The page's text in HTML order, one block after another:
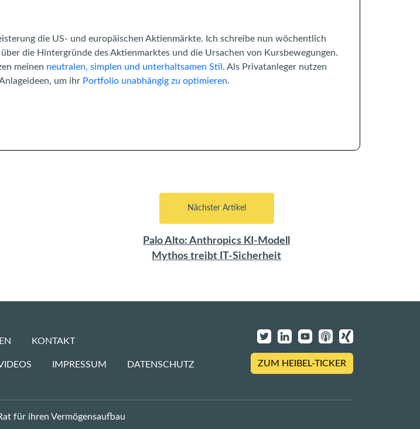
die US- und europäischen Aktienmärkte. Ich schreibe nun wöchentlich
die Hintergründe des Aktienmarktes und die Ursachen von Kursbewegungen.
meinen neutralen, simplen und unterhaltsamen Stil. Als Privatanleger nutzen
um ihr Portfolio unabhängig zu optimieren.
Nächster Artikel
Palo Alto: Anthropics KI-Modell
Mythos treibt IT-Sicherheit
KONTAKT
IMPRESSUM DATENSCHUTZ ZUM HEIBEL-TICKER
für ihren Vermögensaufbau